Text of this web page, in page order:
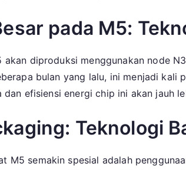
pada M5:
akan diproduksi menggunakan node
bulan yang lalu, ini menjadi
efisiensi energi chip ini akan jauh
Teknologi
M5 semakin spesial adalah